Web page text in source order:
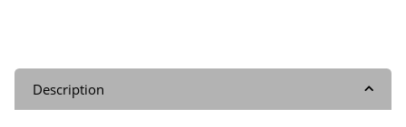
Description